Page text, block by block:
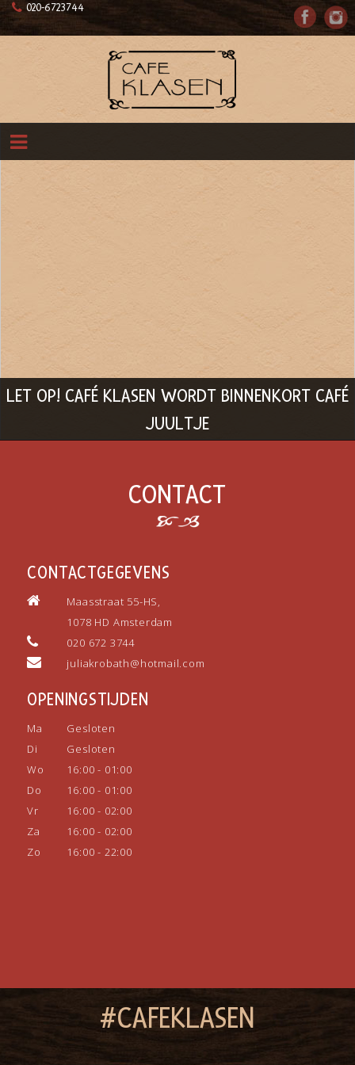
020-6723744
LET OP! CAFÉ KLASEN WORDT BINNENKORT CAFÉ
JUULTJE
CONTACT
CONTACTGEGEVENS
Maasstraat 55-HS,
1078 HD Amsterdam
020 672 3744
juliakrobath@hotmail.com
OPENINGSTIJDEN
Ma
Gesloten
Di
Gesloten
Wo
16:00 - 01:00
Do
16:00 - 01:00
Vr
16:00 - 02:00
Za
16:00 - 02:00
Zo
16:00 - 22:00
#CAFEKLASEN